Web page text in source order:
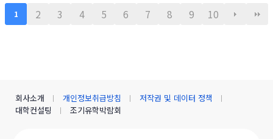
1 2 3 4 5 6 7 8 9 10
회사소개 개인정보취급방침
저작권 및 데이터 정책
대학컨설팅
조기유학박람회